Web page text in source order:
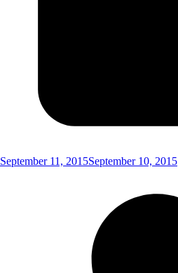
September 11, 2015September 10, 2015